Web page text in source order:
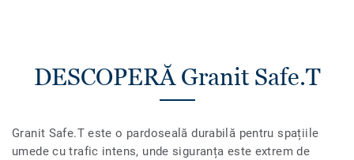
DESCOPERĂ Granit Safe.T
Granit Safe.T este o pardoseală durabilă pentru spațiile
umede cu trafic intens, unde siguranța este extrem de